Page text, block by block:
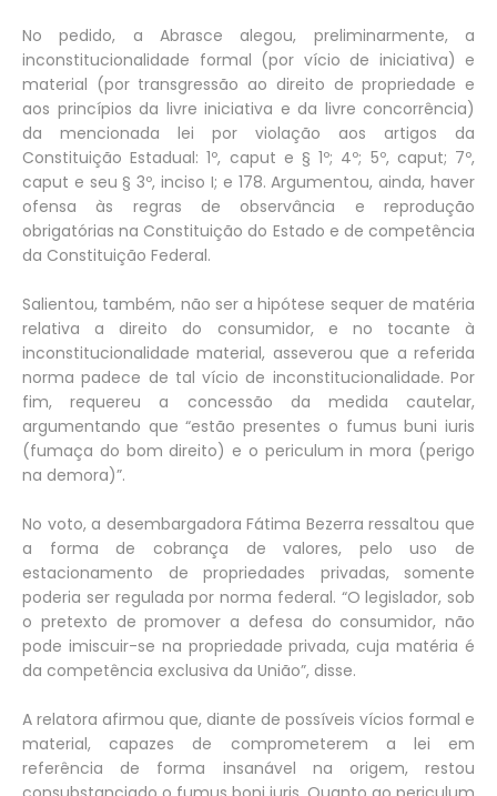
No pedido, a Abrasce alegou, preliminarmente, a
inconstitucionalidade formal (por vício de iniciativa) e
material (por transgressão ao direito de propriedade e
aos princípios da livre iniciativa e da livre concorrência)
da mencionada lei por violação aos artigos da
Constituição Estadual: 1º, caput e § 1º; 4º; 5º, caput; 7º,
caput e seu § 3º, inciso I; e 178. Argumentou, ainda, haver
ofensa às regras de observância e reprodução
obrigatórias na Constituição do Estado e de competência
da Constituição Federal.
Salientou, também, não ser a hipótese sequer de matéria
relativa a direito do consumidor, e no tocante à
inconstitucionalidade material, asseverou que a referida
norma padece de tal vício de inconstitucionalidade. Por
fim, requereu a concessão da medida cautelar,
argumentando que “estão presentes o fumus buni iuris
(fumaça do bom direito) e o periculum in mora (perigo
na demora)”.
No voto, a desembargadora Fátima Bezerra ressaltou que
a forma de cobrança de valores, pelo uso de
estacionamento de propriedades privadas, somente
poderia ser regulada por norma federal. “O legislador, sob
o pretexto de promover a defesa do consumidor, não
pode imiscuir-se na propriedade privada, cuja matéria é
da competência exclusiva da União”, disse.
A relatora afirmou que, diante de possíveis vícios formal e
material, capazes de comprometerem a lei em
referência de forma insanável na origem, restou